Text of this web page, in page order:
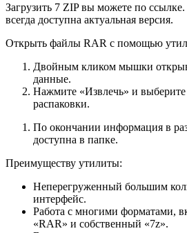
Загрузить 7 ZIP вы можете по ссылке
всегда доступна актуальная версия.
Открыть файлы RAR с помощью
Двойным кликом мышки
данные.
Нажмите «Извлечь» и
распаковки.
По окончании информация в
доступна в папке.
Преимуществу утилиты:
Неперегруженный большим
интерфейс.
Работа с многими форматами,
«RAR» и собственный «7z».